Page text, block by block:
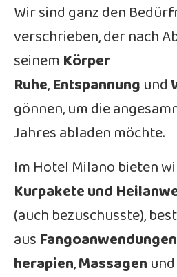
Wir sind ganz den
verschrieben, der nach
seinemKörper
Ruhe,Entspannungund
gönnen, um die
Jahres abladen möchte.
Im Hotel Milano bieten
Kurpakete und
(auch bezuschusste),
ausFangoanwendungen
herapien,Massagenund